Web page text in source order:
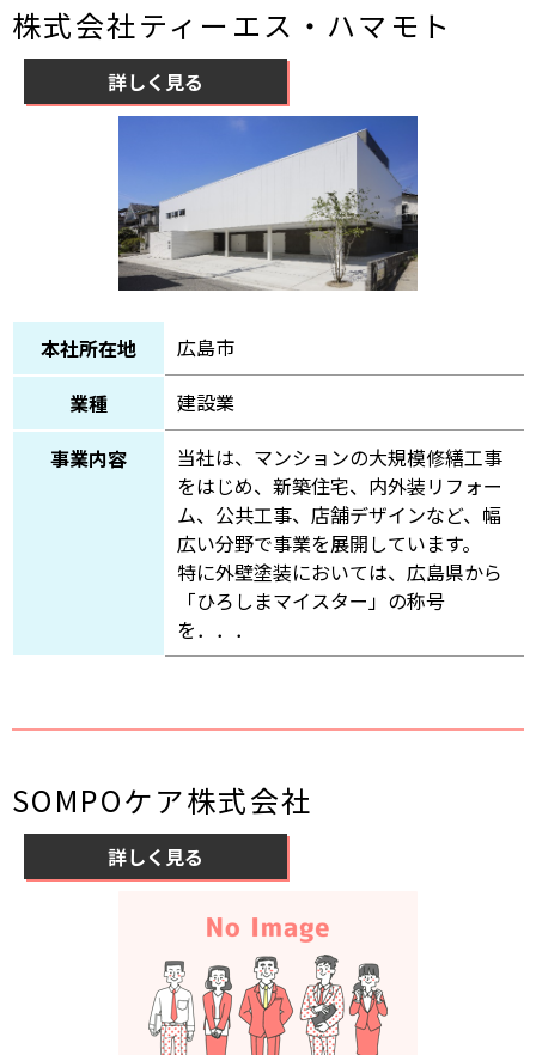
株式会社ティーエス・ハマモト
詳しく見る
本社所在地
広島市
業種
建設業
事業内容
当社は、マンションの大規模修繕工事
をはじめ、新築住宅、内外装リフォー
ム、公共工事、店舗デザインなど、幅
広い分野で事業を展開しています。
特に外壁塗装においては、広島県から
「ひろしまマイスター」の称号
を．．．
SOMPOケア株式会社
詳しく見る